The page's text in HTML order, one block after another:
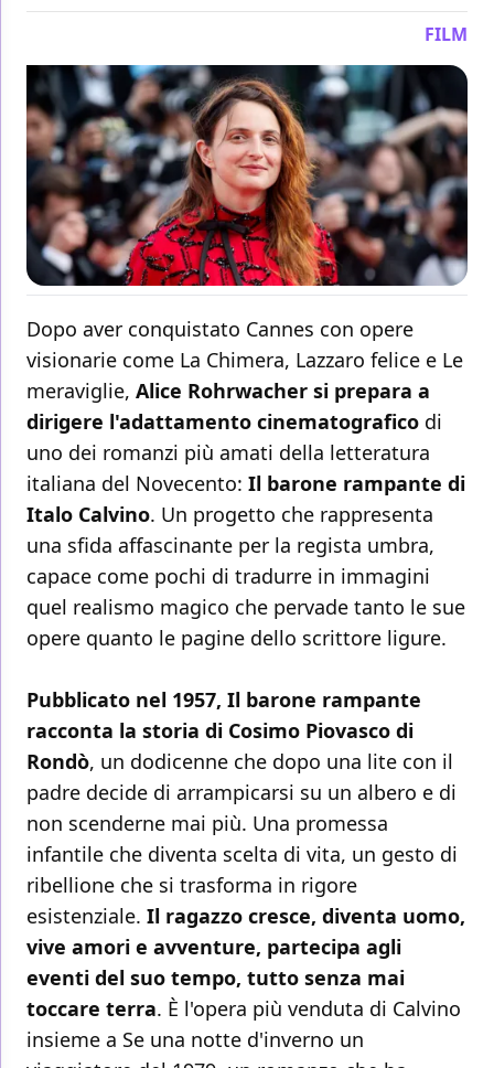
FILM
Dopo aver conquistato Cannes con opere
visionarie come La Chimera, Lazzaro felice e Le
meraviglie, Alice Rohrwacher si prepara a
dirigere l'adattamento cinematografico di
uno dei romanzi più amati della letteratura
italiana del Novecento: Il barone rampante di
Italo Calvino. Un progetto che rappresenta
una sfida affascinante per la regista umbra,
capace come pochi di tradurre in immagini
quel realismo magico che pervade tanto le sue
opere quanto le pagine dello scrittore ligure.
Pubblicato nel 1957, Il barone rampante
racconta la storia di Cosimo Piovasco di
Rondò, un dodicenne che dopo una lite con il
padre decide di arrampicarsi su un albero e di
non scenderne mai più. Una promessa
infantile che diventa scelta di vita, un gesto di
ribellione che si trasforma in rigore
esistenziale. Il ragazzo cresce, diventa uomo,
vive amori e avventure, partecipa agli
eventi del suo tempo, tutto senza mai
toccare terra. È l'opera più venduta di Calvino
insieme a Se una notte d'inverno un